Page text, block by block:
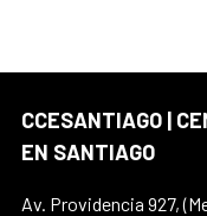
CCESANTIAGO |
EN SANTIAGO
Av. Providencia 927,